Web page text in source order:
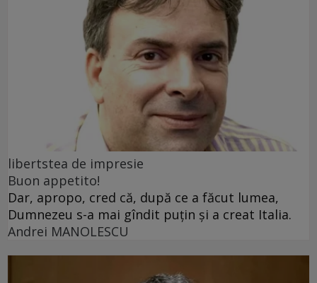
libertstea de impresie
Buon appetito!
Dar, apropo, cred că, după ce a făcut lumea,
Dumnezeu s-a mai gîndit puțin și a creat Italia.
Andrei MANOLESCU